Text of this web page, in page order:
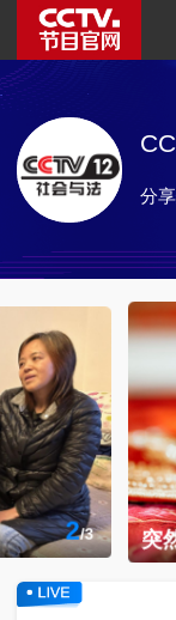
播出道德和法制
聯繫地址：中國
郵編：100789
官方微博
點擊關注
分享
突然取消的